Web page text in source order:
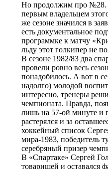
Но продолжим про №28.
первым владельцем
же сезоне значился в
есть документальное
программке к матчу
льду этот голкипер не
В сезоне 1982/83 два
провели ровно весь
понадобилось. А вот в
надолго) молодой
интересно, тренеры
чемпионата. Правда,
лишь на 57-ой минуте и
растерялся и за
хоккейный список
мира-1983, победитель
серебряный призер
В «Спартаке» Сергей
товарищей и оставался